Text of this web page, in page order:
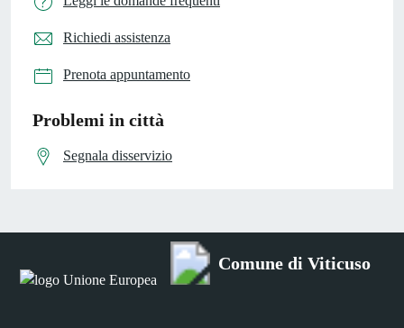
Richiedi assistenza
Prenota appuntamento
Problemi in città
Segnala disservizio
Comune di Viticuso